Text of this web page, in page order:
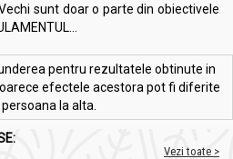
sunt doar o parte din obiectivele
pentru rezultatele obtinute in
efectele acestora pot fi diferite
la alta.
Vezi toate >